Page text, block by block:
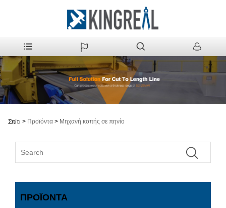
Σπίτι > Προϊόντα > Μηχανή κοπής σε πηνίο
ΠΡΟΪΌΝΤΑ